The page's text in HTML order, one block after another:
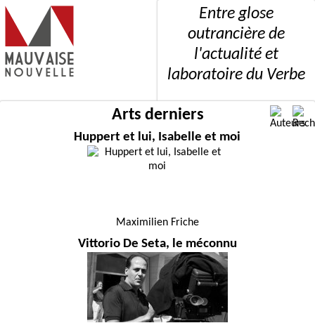
Entre glose
outrancière de
l'actualité et
laboratoire du Verbe
Arts derniers
Huppert et lui, Isabelle et moi
Maximilien Friche
Vittorio De Seta, le méconnu